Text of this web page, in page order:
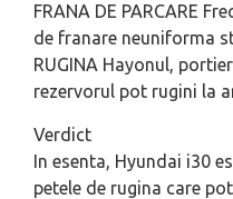
FRANA DE PARCARE
de franare neuniforma
RUGINA Hayonul,
rezervorul pot rugini la
Verdict
In esenta, Hyundai i30
petele de rugina care